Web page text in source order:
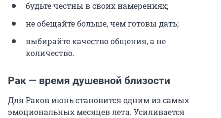
будьте честны в своих намерениях;
не обещайте больше, чем готовы дать;
выбирайте качество общения, а не
количество.
Рак — время душевной близости
Для Раков июнь становится одним из самых
эмоциональных месяцев лета. Усиливается